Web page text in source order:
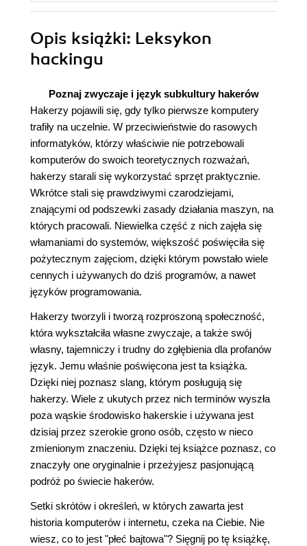
Opis książki: Leksykon
hackingu
Poznaj zwyczaje i język subkultury hakerów
Hakerzy pojawili się, gdy tylko pierwsze komputery
trafiły na uczelnie. W przeciwieństwie do rasowych
informatyków, którzy właściwie nie potrzebowali
komputerów do swoich teoretycznych rozważań,
hakerzy starali się wykorzystać sprzęt praktycznie.
Wkrótce stali się prawdziwymi czarodziejami,
znającymi od podszewki zasady działania maszyn, na
których pracowali. Niewielka część z nich zajęła się
włamaniami do systemów, większość poświęciła się
pożytecznym zajęciom, dzięki którym powstało wiele
cennych i używanych do dziś programów, a nawet
języków programowania.
Hakerzy tworzyli i tworzą rozproszoną społeczność,
która wykształciła własne zwyczaje, a także swój
własny, tajemniczy i trudny do zgłębienia dla profanów
język. Jemu właśnie poświęcona jest ta książka.
Dzięki niej poznasz slang, którym posługują się
hakerzy. Wiele z ukutych przez nich terminów wyszła
poza wąskie środowisko hakerskie i używana jest
dzisiaj przez szerokie grono osób, często w nieco
zmienionym znaczeniu. Dzięki tej książce poznasz, co
znaczyły one oryginalnie i przeżyjesz pasjonującą
podróż po świecie hakerów.
Setki skrótów i określeń, w których zawarta jest
historia komputerów i internetu, czeka na Ciebie. Nie
wiesz, co to jest "płeć bajtowa"? Sięgnij po tę książkę,